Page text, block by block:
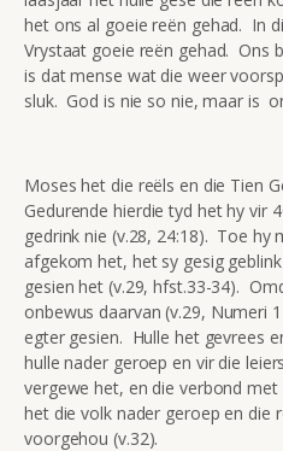
het ons al goeie reën gehad. In
Vrystaat goeie reën gehad. Ons
is dat mense wat die weer
sluk. God is nie so nie, maar is
Moses het die reëls en die Tien
Gedurende hierdie tyd het hy vir
gedrink nie (v.28, 24:18). Toe hy
afgekom het, het sy gesig
gesien het (v.29, hfst.33-34).
onbewus daarvan (v.29, Numeri
egter gesien. Hulle het gevrees
hulle nader geroep en vir die
vergewe het, en die verbond
het die volk nader geroep en die
voorgehou (v.32).